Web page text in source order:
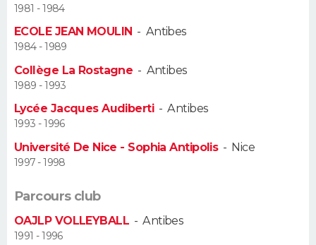
Alimentation
Guide de la santé
Maladies
Médicaments
Sommeil
VOYAGE
PHOTO
CARTE DE VOEUX
Carte de Noël
Carte Bonne année
Carte Saint-Valentin
Carte Pâques
Carte d'anniversaire
DICTIONNAIRE
Dictionnaire
Biographies
Citations
Expressions
Proverbes
PROGRAMME TV
1981 - 1984
ECOLE JEAN MOULIN - Antibes
1984 - 1989
Collège La Rostagne - Antibes
1989 - 1993
Lycée Jacques Audiberti-Antibes
1993 - 1996
Université De Nice - Sophia Antipolis- Nice
1997 - 1998
Parcours club
OAJLP VOLLEYBALL -Antibes
1991 - 1996